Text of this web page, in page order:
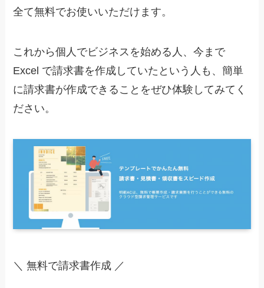
全て無料でお使いいただけます。
これから個人でビジネスを始める人、今まで
Excel で請求書を作成していたという人も、簡単
に請求書が作成できることをぜひ体験してみてく
ださい。
＼ 無料で請求書作成 ／